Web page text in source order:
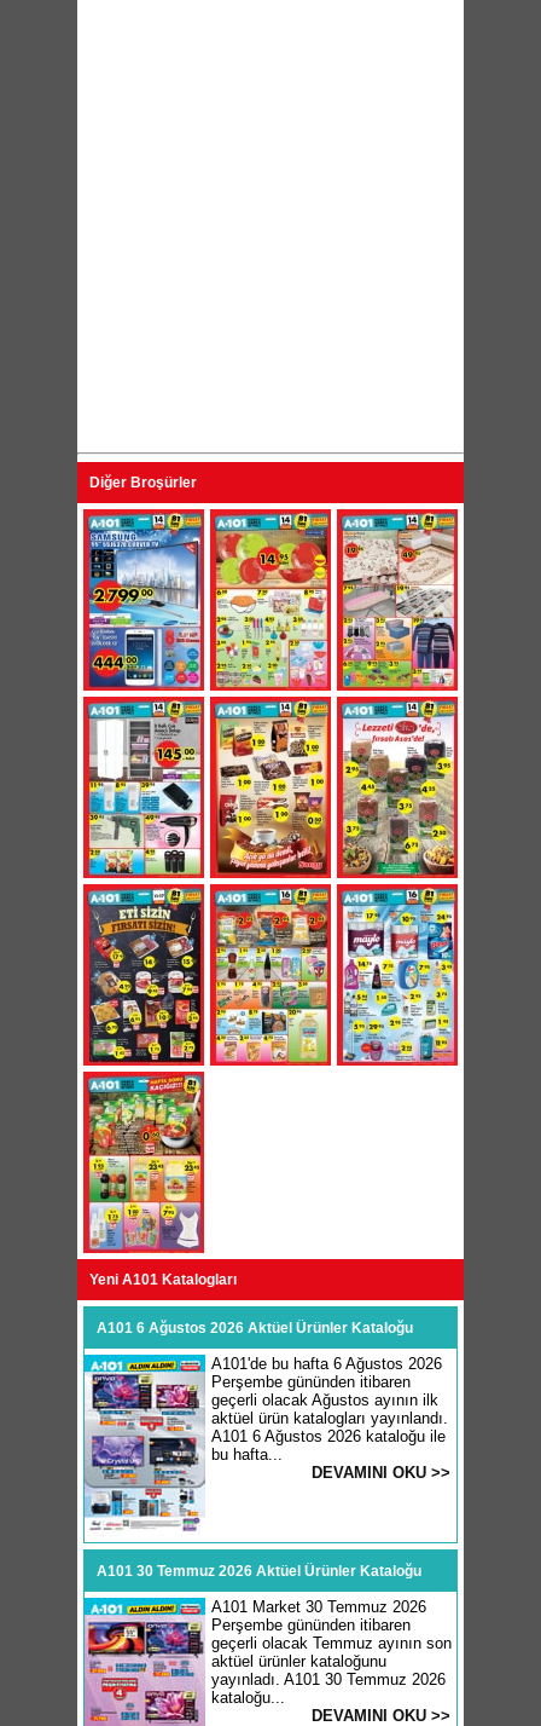
Diğer Broşürler
Yeni A101 Katalogları
A101 6 Ağustos 2026 Aktüel Ürünler Kataloğu
A101'de bu hafta 6 Ağustos 2026
Perşembe gününden itibaren
geçerli olacak Ağustos ayının ilk
aktüel ürün katalogları yayınlandı.
A101 6 Ağustos 2026 kataloğu ile
bu hafta...
DEVAMINI OKU >>
A101 30 Temmuz 2026 Aktüel Ürünler Kataloğu
A101 Market 30 Temmuz 2026
Perşembe gününden itibaren
geçerli olacak Temmuz ayının son
aktüel ürünler kataloğunu
yayınladı. A101 30 Temmuz 2026
kataloğu...
DEVAMINI OKU >>